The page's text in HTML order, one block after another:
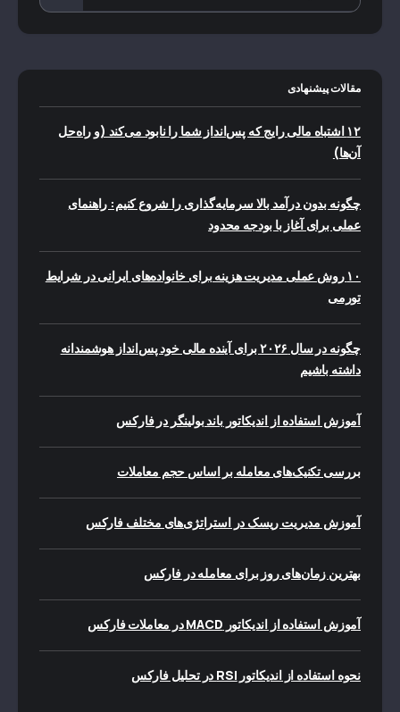
مقالات پیشنهادی
۱۲ اشتباه مالی رایج که پس‌انداز شما را نابود می‌کند (و راه‌حل
آن‌ها)
چگونه بدون درآمد بالا سرمایه‌گذاری را شروع کنیم: راهنمای
عملی برای آغاز با بودجه محدود
۱۰ روش عملی مدیریت هزینه برای خانواده‌های ایرانی در شرایط
تورمی
چگونه در سال ۲۰۲۶ برای آینده مالی خود پس‌انداز هوشمندانه
داشته باشیم
آموزش استفاده از اندیکاتور باند بولینگر در فارکس
بررسی تکنیک‌های معامله بر اساس حجم معاملات
آموزش مدیریت ریسک در استراتژی‌های مختلف فارکس
بهترین زمان‌های روز برای معامله در فارکس
آموزش استفاده از اندیکاتور MACD در معاملات فارکس
نحوه استفاده از اندیکاتور RSI در تحلیل فارکس